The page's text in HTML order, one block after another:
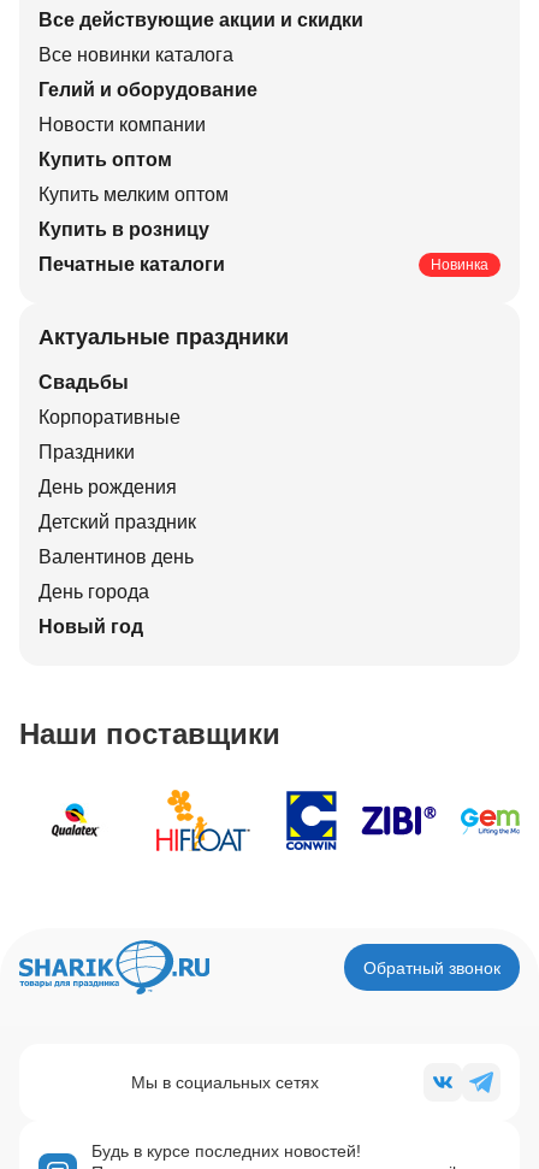
Все действующие акции и скидки
Все новинки каталога
Гелий и оборудование
Новости компании
Купить оптом
Купить мелким оптом
Купить в розницу
Печатные каталоги
Новинка
Актуальные праздники
Свадьбы
Корпоративные
Праздники
День рождения
Детский праздник
Валентинов день
День города
Новый год
Наши поставщики
Обратный звонок
Будь в курсе последних новостей!
Мы в социальных сетях